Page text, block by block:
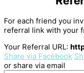
For each friend you
referral link with your
Your Referral URL:
Share via Facebook
or share via email